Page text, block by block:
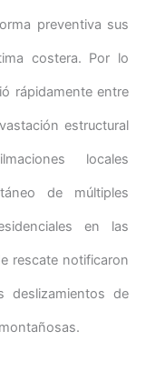
preventiva sus
costera. Por lo
rápidamente entre
estructural
locales
de múltiples
en las
rescate notificaron
deslizamientos de